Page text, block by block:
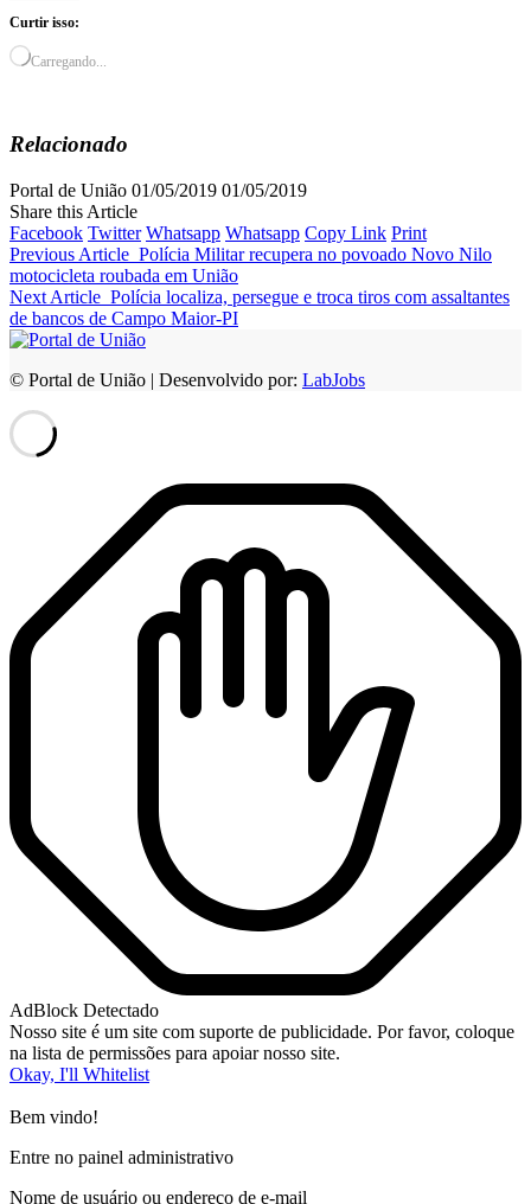
Curtir isso:
Carregando...
Relacionado
Portal de União 01/05/2019 01/05/2019
Share this Article
Facebook Twitter Whatsapp Whatsapp Copy Link Print
Previous Article Polícia Militar recupera no povoado Novo Nilo
motocicleta roubada em União
Next Article Polícia localiza, persegue e troca tiros com assaltantes
de bancos de Campo Maior-PI
© Portal de União | Desenvolvido por: LabJobs
AdBlock Detectado
Nosso site é um site com suporte de publicidade. Por favor, coloque
na lista de permissões para apoiar nosso site.
Okay, I'll Whitelist
Bem vindo!
Entre no painel administrativo
Nome de usuário ou endereço de e-mail